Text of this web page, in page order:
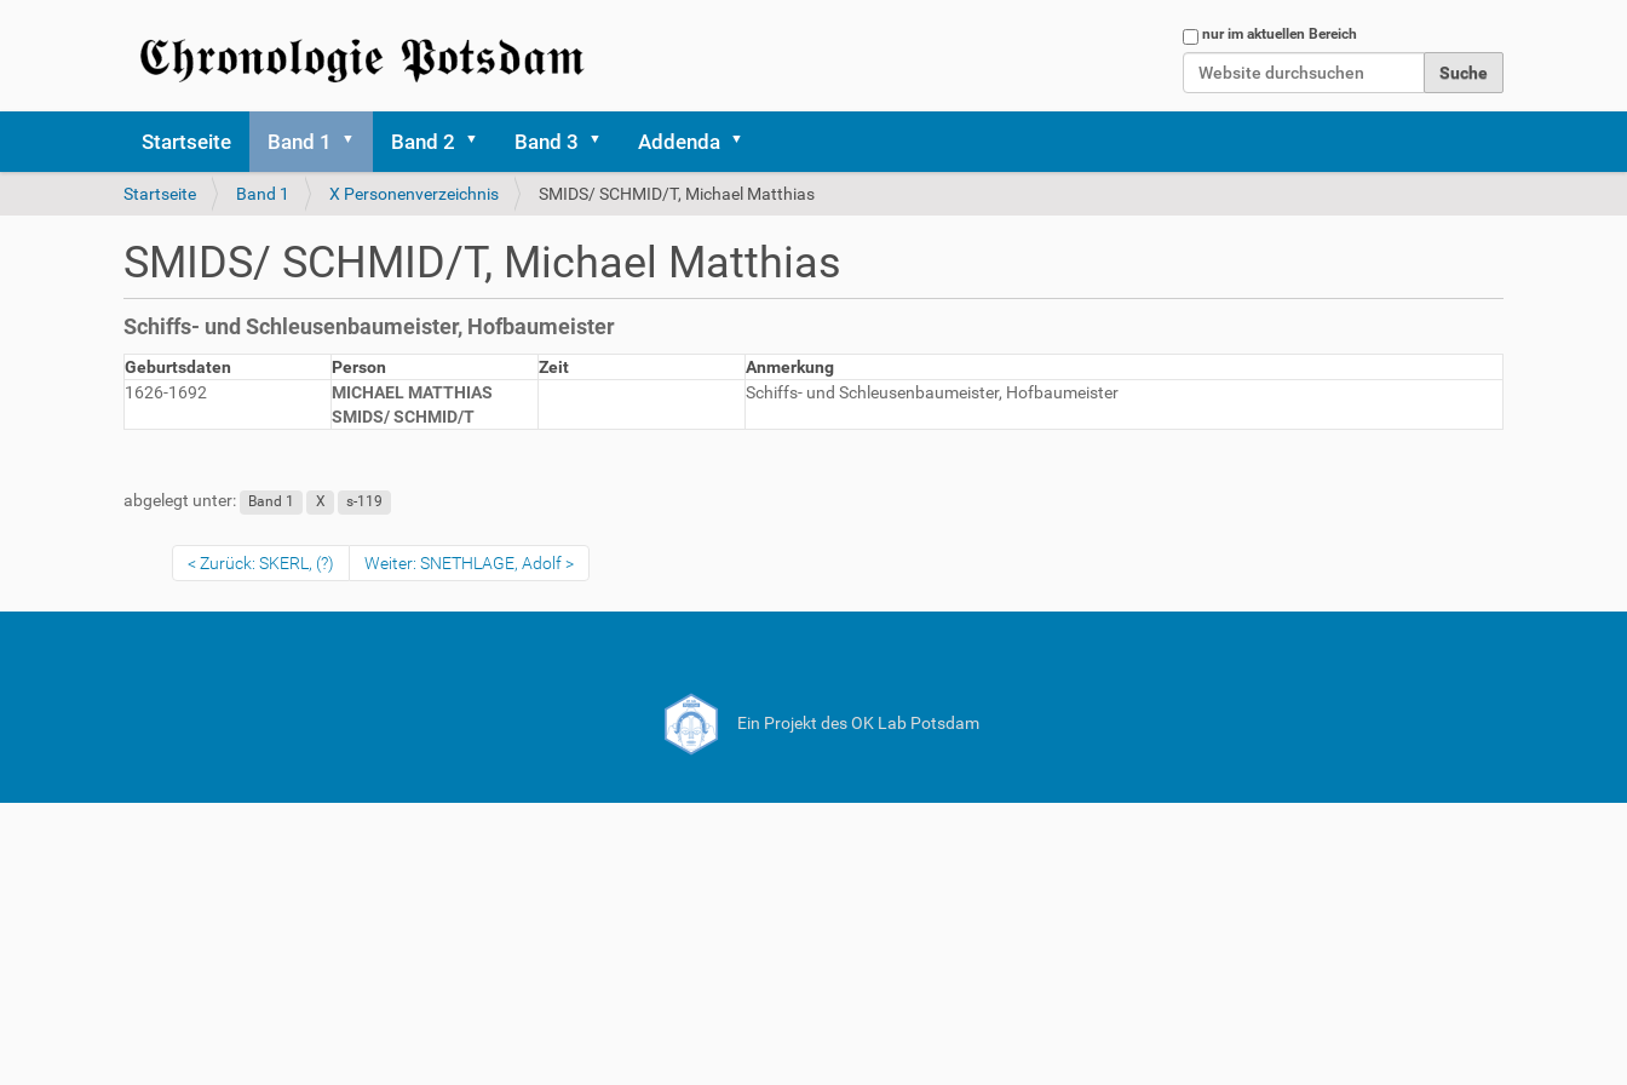
Website durchsuchen
nur im aktuellen Bereich
Startseite Band 1 Band 2 Band 3 Addenda
S
s
d
h
i
r
Startseite Band 1 X Personenverzeichnis SMIDS/ SCHMID/T, Michael Matthias
SMIDS/ SCHMID/T, Michael Matthias
Schiffs- und Schleusenbaumeister, Hofbaumeister
Geburtsdaten Person Zeit
Anmerkung
1626-1692
MICHAEL MATTHIAS
SMIDS/ SCHMID/T
Schiffs- und Schleusenbaumeister, Hofbaumeister
abgelegt unter: Band 1 X s-119
Zurück: SKERL, (?) Weiter: SNETHLAGE, Adolf
Ein Projekt des OK Lab Potsdam